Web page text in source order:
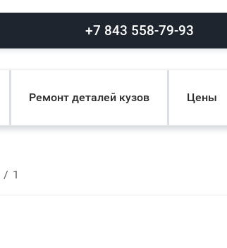
+7 843 558-79-93
Ремонт деталей кузов Цены
1